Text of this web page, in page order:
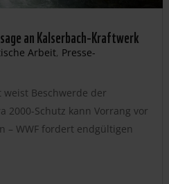
an Kalserbach-Kraftwerk
Arbeit, Presse-
Beschwerde der
2000-Schutz kann Vorrang vor
– WWF fordert endgültigen